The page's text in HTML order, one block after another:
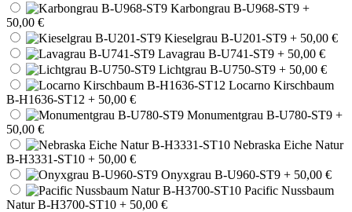
Karbongrau B-U968-ST9 +
50,00 €
Kieselgrau B-U201-ST9 + 50,00 €
Lavagrau B-U741-ST9 + 50,00 €
Lichtgrau B-U750-ST9 + 50,00 €
Locarno Kirschbaum
B-H1636-ST12 + 50,00 €
Monumentgrau B-U780-ST9 +
50,00 €
Nebraska Eiche Natur
B-H3331-ST10 + 50,00 €
Onyxgrau B-U960-ST9 + 50,00 €
Pacific Nussbaum
Natur B-H3700-ST10 + 50,00 €